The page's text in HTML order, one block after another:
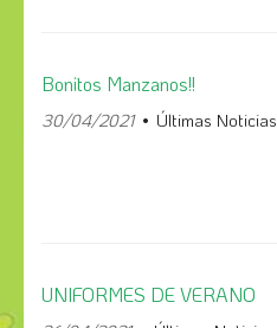
Bonitos Manzanos!!
30/04/2021 Últimas Noticias
UNIFORMES DE VERANO